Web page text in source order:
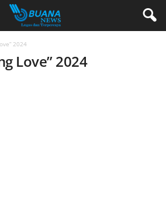
2024
Love” 2024